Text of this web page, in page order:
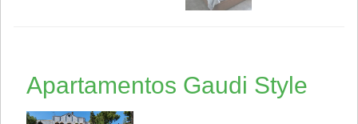
Apartamentos Gaudi Style